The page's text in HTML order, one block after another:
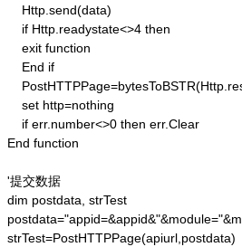
    Http.send(data)
    if Http.readystate<>4 then
    exit function
    End if
    set http=nothing
    if err.number<>0 then err.Clear
End function
'提交数据
dim postdata, strTest
strTest=PostHTTPPage(apiurl,postdata)